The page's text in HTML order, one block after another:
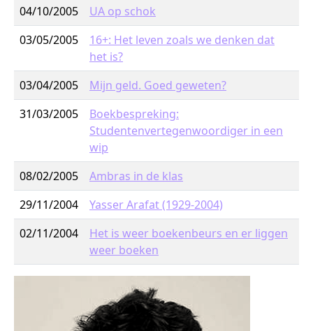
04/10/2005
UA op schok
03/05/2005
16+: Het leven zoals we denken dat
het is?
03/04/2005
Mijn geld. Goed geweten?
31/03/2005
Boekbespreking:
Studentenvertegenwoordiger in een
wip
08/02/2005
Ambras in de klas
29/11/2004
Yasser Arafat (1929-2004)
02/11/2004
Het is weer boekenbeurs en er liggen
weer boeken